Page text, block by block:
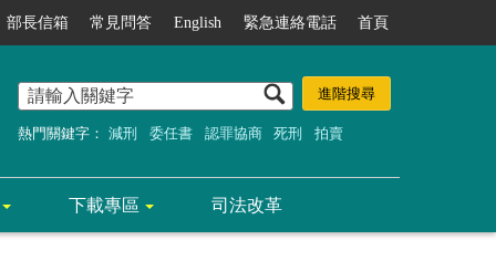
部長信箱 常見問答 English 緊急連絡電話 首頁
熱門關鍵字： 減刑 委任書 認罪協商 死刑 拍賣
下載專區 司法改革